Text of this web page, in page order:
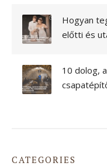
Hogyan
előtti és
10 dolog,
CATEGORIES